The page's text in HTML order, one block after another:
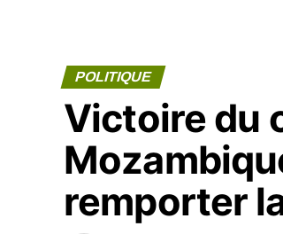
POLITIQUE
Victoire du
remporter